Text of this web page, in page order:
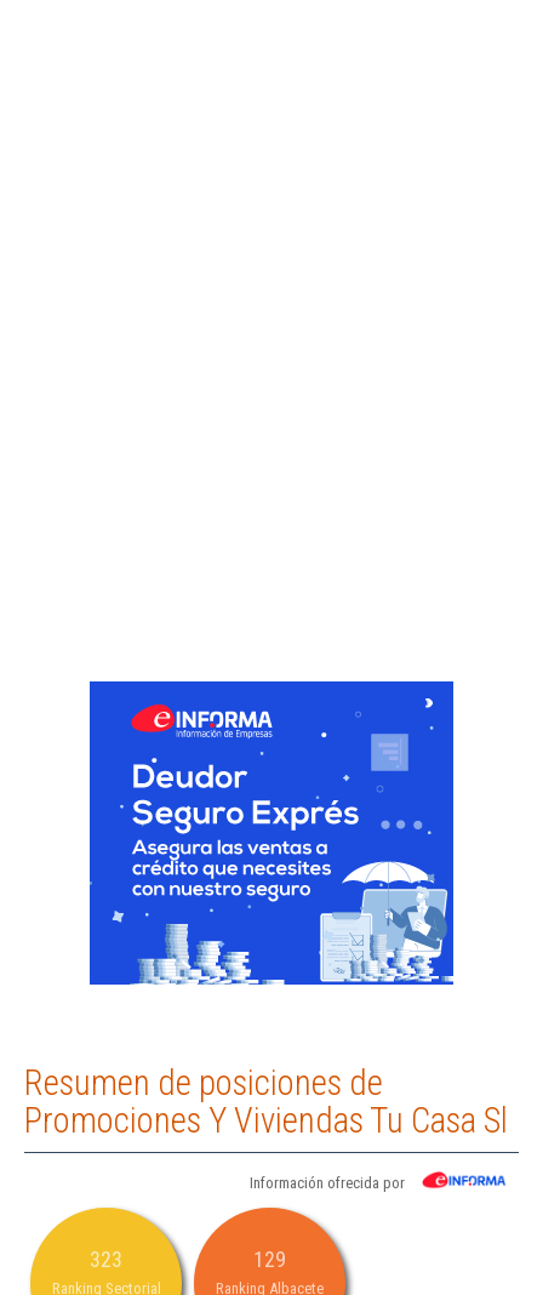
Resumen de posiciones de
Promociones Y Viviendas Tu Casa Sl
Información ofrecida por
323
Ranking Sectorial
129
Ranking Albacete